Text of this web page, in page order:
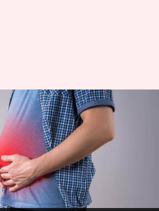
கால வயிற்று
இந்த
ஆலோசனை